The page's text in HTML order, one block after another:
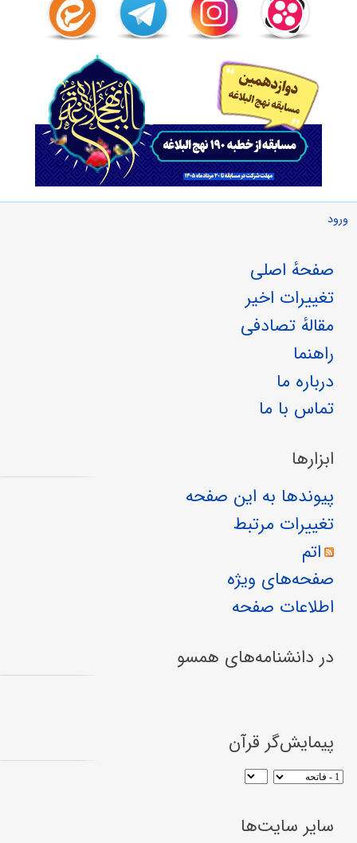
ورود
صفحهٔ اصلی
تغییرات اخیر
مقالهٔ تصادفی
راهنما
درباره ما
تماس با ما
ابزارها
پیوندها به این صفحه
تغییرات مرتبط
اتم
صفحه‌های ویژه
اطلاعات صفحه
در دانشنامه‌های همسو
پیمایش‌گر قرآن
سایر سایت‌ها